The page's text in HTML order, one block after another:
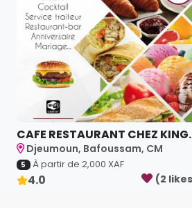
CAFE RESTAURANT CHEZ
Djeumoun, Bafoussam, CM
5 À partir de 2,000 XAF
4.0 (2 likes